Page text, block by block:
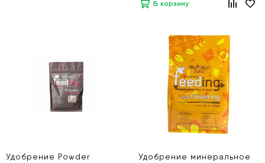
В корзину
Удобрение Powder
Удобрение минеральное